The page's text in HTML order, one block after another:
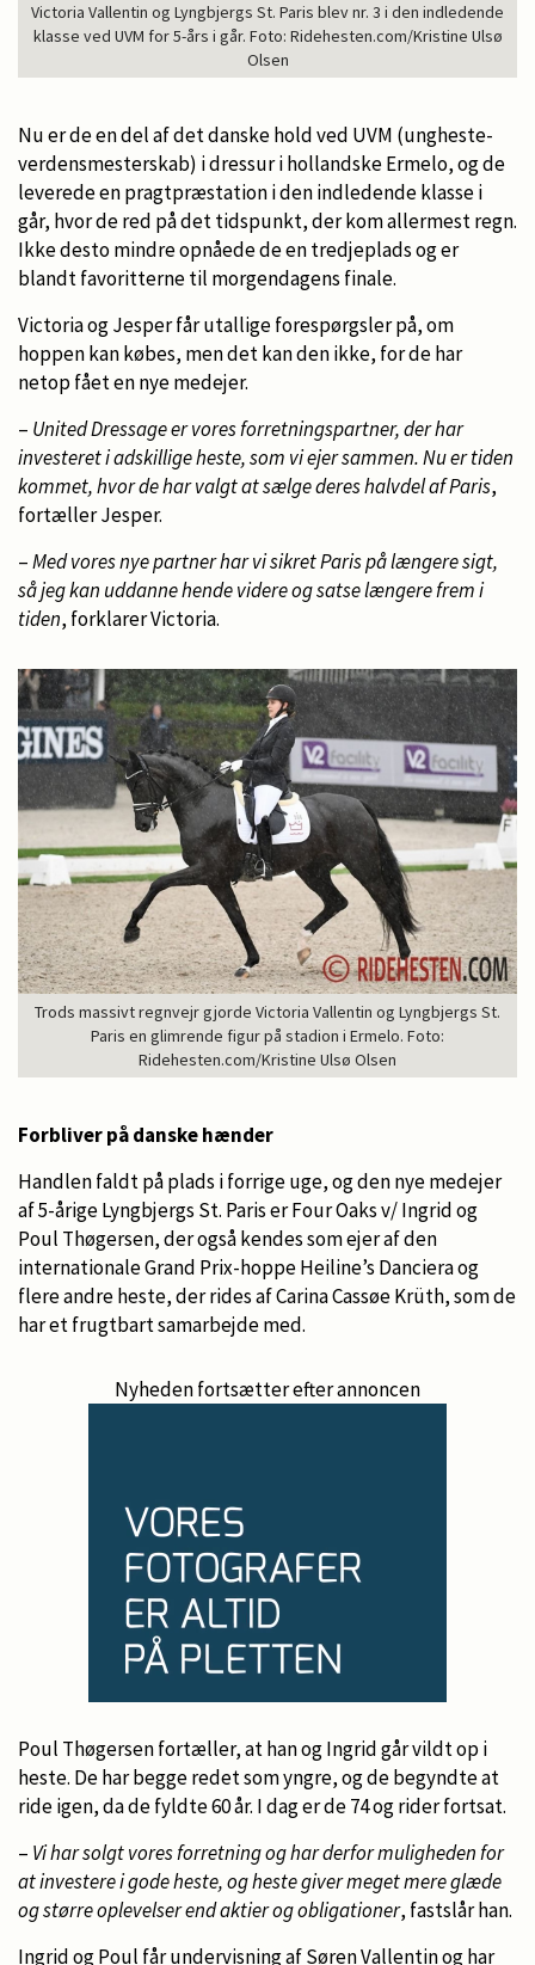
Victoria Vallentin og Lyngbjergs St. Paris blev nr. 3 i den indledende
klasse ved UVM for 5-års i går. Foto: Ridehesten.com/Kristine Ulsø
Olsen
Nu er de en del af det danske hold ved UVM (ungheste-
verdensmesterskab) i dressur i hollandske Ermelo, og de
leverede en pragtpræstation i den indledende klasse i
går, hvor de red på det tidspunkt, der kom allermest regn.
Ikke desto mindre opnåede de en tredjeplads og er
blandt favoritterne til morgendagens finale.
Victoria og Jesper får utallige forespørgsler på, om
hoppen kan købes, men det kan den ikke, for de har
netop fået en nye medejer.
– United Dressage er vores forretningspartner, der har
investeret i adskillige heste, som vi ejer sammen. Nu er tiden
kommet, hvor de har valgt at sælge deres halvdel af Paris,
fortæller Jesper.
–Med vores nye partner har vi sikret Paris på længere sigt,
så jeg kan uddanne hende videre og satse længere frem i
tiden, forklarer Victoria.
Trods massivt regnvejr gjorde Victoria Vallentin og Lyngbjergs St.
Paris en glimrende figur på stadion i Ermelo. Foto:
Ridehesten.com/Kristine Ulsø Olsen
Forbliver på danske hænder
Handlen faldt på plads i forrige uge, og den nye medejer
af 5-årige Lyngbjergs St. Paris er Four Oaks v/ Ingrid og
Poul Thøgersen, der også kendes som ejer af den
internationale Grand Prix-hoppe Heiline’s Danciera og
flere andre heste, der rides af Carina Cassøe Krüth, som de
har et frugtbart samarbejde med.
Nyheden fortsætter efter annoncen
Poul Thøgersen fortæller, at han og Ingrid går vildt op i
heste. De har begge redet som yngre, og de begyndte at
ride igen, da de fyldte 60 år. I dag er de 74 og rider fortsat.
– Vi har solgt vores forretning og har derfor muligheden for
at investere i gode heste, og heste giver meget mere glæde
og større oplevelser end aktier og obligationer, fastslår han.
Ingrid og Poul får undervisning af Søren Vallentin og har